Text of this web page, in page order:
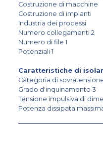
Costruzione di macchine
Costruzione di impianti
Industria dei processi
Numero collegamenti 2
Numero di file 1
Potenziali 1
Caratteristiche di
Categoria di
Grado d'inquinamento 3
Tensione impulsiva di
Potenza dissipata